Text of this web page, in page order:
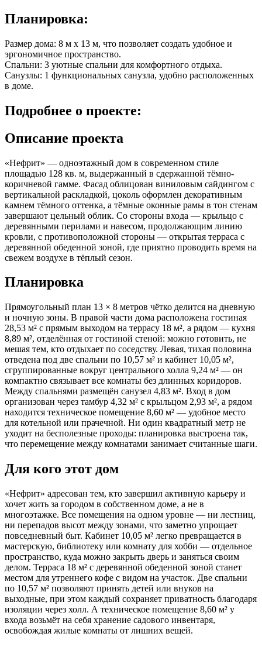
Планировка:
Размер дома: 8 м x 13 м, что позволяет создать удобное и
эргономичное пространство.
Спальни: 3 уютные спальни для комфортного отдыха.
Санузлы: 1 функциональных санузла, удобно расположенных
в доме.
Подробнее о проекте:
Описание проекта
«Нефрит» — одноэтажный дом в современном стиле
площадью 128 кв. м, выдержанный в сдержанной тёмно-
коричневой гамме. Фасад облицован виниловым сайдингом с
вертикальной раскладкой, цоколь оформлен декоративным
камнем тёмного оттенка, а тёмные оконные рамы в тон стенам
завершают цельный облик. Со стороны входа — крыльцо с
деревянными перилами и навесом, продолжающим линию
кровли, с противоположной стороны — открытая терраса с
деревянной обеденной зоной, где приятно проводить время на
свежем воздухе в тёплый сезон.
Планировка
Прямоугольный план 13 × 8 метров чётко делится на дневную
и ночную зоны. В правой части дома расположена гостиная
28,53 м² с прямым выходом на террасу 18 м², а рядом — кухня
8,89 м², отделённая от гостиной стеной: можно готовить, не
мешая тем, кто отдыхает по соседству. Левая, тихая половина
отведена под две спальни по 10,57 м² и кабинет 10,05 м²,
сгруппированные вокруг центрального холла 9,24 м² — он
компактно связывает все комнаты без длинных коридоров.
Между спальнями размещён санузел 4,83 м². Вход в дом
организован через тамбур 4,32 м² с крыльцом 2,93 м², а рядом
находится техническое помещение 8,60 м² — удобное место
для котельной или прачечной. Ни один квадратный метр не
уходит на бесполезные проходы: планировка выстроена так,
что перемещение между комнатами занимает считанные шаги.
Для кого этот дом
«Нефрит» адресован тем, кто завершил активную карьеру и
хочет жить за городом в собственном доме, а не в
многоэтажке. Все помещения на одном уровне — ни лестниц,
ни перепадов высот между зонами, что заметно упрощает
повседневный быт. Кабинет 10,05 м² легко превращается в
мастерскую, библиотеку или комнату для хобби — отдельное
пространство, куда можно закрыть дверь и заняться своим
делом. Терраса 18 м² с деревянной обеденной зоной станет
местом для утреннего кофе с видом на участок. Две спальни
по 10,57 м² позволяют принять детей или внуков на
выходные, при этом каждый сохраняет приватность благодаря
изоляции через холл. А техническое помещение 8,60 м² у
входа возьмёт на себя хранение садового инвентаря,
освобождая жилые комнаты от лишних вещей.